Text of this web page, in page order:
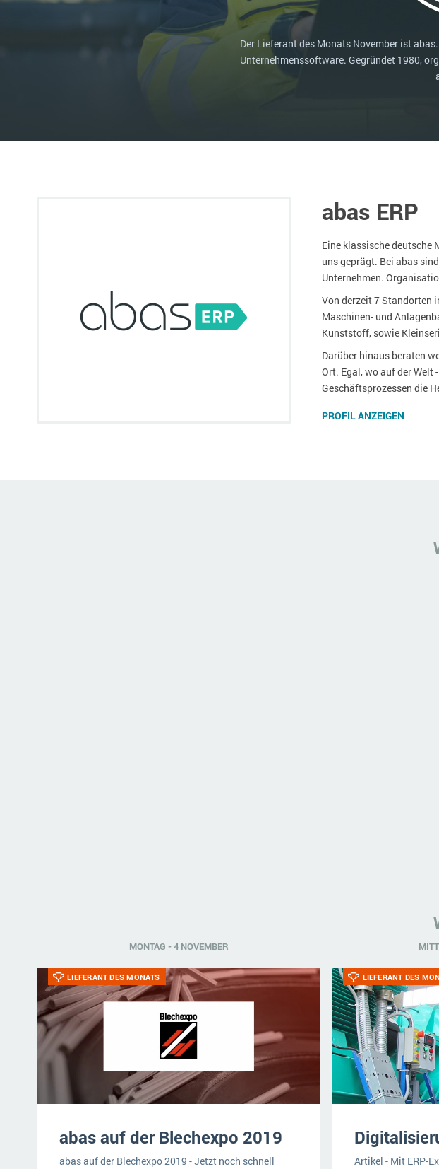
Digitale Arbeitsaufträge in
MEHR ÜBER ERP-
Der Lieferant des Monats November ist
Unternehmenssoftware. Gegründet 1980,
abas ERP
Eine klassische deutsche
uns geprägt. Bei abas
Unternehmen.
Von derzeit 7 Standorten
Maschinen- und
Kunststoff, sowie
Darüber hinaus beraten
Ort. Egal, wo auf der
Geschäftsprozessen die
PROFIL ANZEIGEN
MONTAG - 4 NOVEMBER
LIEFERANT DES MONATS
abas auf der Blechexpo 2019
abas auf der Blechexpo 2019 - Jetzt noch schnell
LIEFERANT DES
Artikel - Mit ERP-